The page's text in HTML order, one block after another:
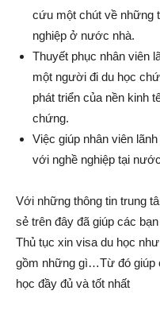
cứu một chút về những
nghiệp ở nước nhà.
Thuyết phục nhân viên
một người đi du học
phát triển của nền kinh
chứng.
Việc giúp nhân viên
với nghề nghiệp tại
Với những thông tin trung
sẻ trên đây đã giúp các
Thủ tục xin visa du học
gồm những gì…Từ đó giúp
học đầy đủ và tốt nhất